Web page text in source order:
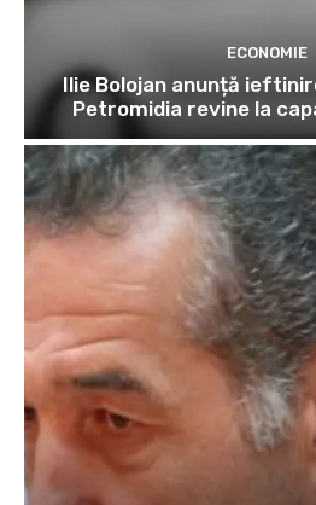
ECONOMIE
Ilie Bolojan anunță
Petromidia revine la